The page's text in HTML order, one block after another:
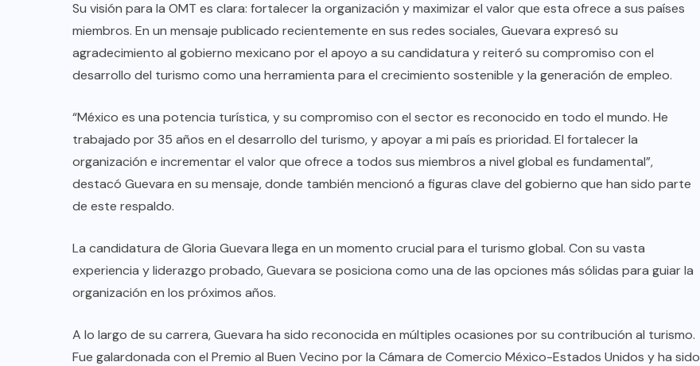
Su visión para la OMT es clara: fortalecer la organización y maximizar el valor que esta ofrece a sus países
miembros. En un mensaje publicado recientemente en sus redes sociales, Guevara expresó su
agradecimiento al gobierno mexicano por el apoyo a su candidatura y reiteró su compromiso con el
desarrollo del turismo como una herramienta para el crecimiento sostenible y la generación de empleo.
“México es una potencia turística, y su compromiso con el sector es reconocido en todo el mundo. He
trabajado por 35 años en el desarrollo del turismo, y apoyar a mi país es prioridad. El fortalecer la
organización e incrementar el valor que ofrece a todos sus miembros a nivel global es fundamental”,
destacó Guevara en su mensaje, donde también mencionó a figuras clave del gobierno que han sido parte
de este respaldo.
La candidatura de Gloria Guevara llega en un momento crucial para el turismo global. Con su vasta
experiencia y liderazgo probado, Guevara se posiciona como una de las opciones más sólidas para guiar la
organización en los próximos años.
A lo largo de su carrera, Guevara ha sido reconocida en múltiples ocasiones por su contribución al turismo.
Fue galardonada con el Premio al Buen Vecino por la Cámara de Comercio México-Estados Unidos y ha sido
COLABORADORES MÉXICO
NOTICIAS
EL FIN DEL MILAGRO BOHEMIO:
TULUM EN BANCARROTA
TURÍSTICA POR ABUSOS Y FALTA
DE PLANEACIÓN